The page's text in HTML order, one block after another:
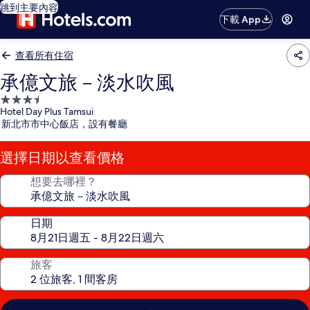
跳到主要內容
下載 App
查看所有住宿
承億文旅－淡水吹風
3.5
星
級
住
宿
Hotel Day Plus Tamsui
新北市市中心飯店，設有餐廳
選擇日期以查看價格
想要去哪裡？
日期
旅客